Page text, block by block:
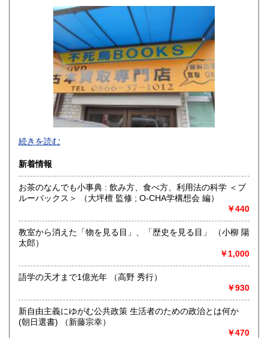
800円
800円 徳島県
800円 愛媛県
800円 福岡県
800円 長崎県
熊本県
宮崎県
沖縄県 1,200円
不死鳥BOOKSでは、書籍だけでなくCD、DVD、レコード、
ゲーム、おもちゃ、骨董品まであらゆるものの買い取りがで
にお問い合わせください。出張費は、無料です。
沿線名：伯備線・桃太郎線(吉備線)
最寄駅：総社駅
定休日：年中無休
書籍の買取について
不死鳥BOOKSでは、書籍だけでなくCD、DVD、レコード、
ゲーム、おもちゃ、骨董品まであらゆるものの買い取りがで
きます。店主が、日本全国買取にお伺いいたします。お気軽
取り扱い分野
続きを読む
新着情報
お茶のなんでも小事典 : 飲み方、食べ方、利用法の科学 ＜ブ
ルーバックス＞ （大坪檀 監修 ; O-CHA学構想会 編）
￥440
教室から消えた「物を見る目」、「歴史を見る目」 （小柳 陽
太郎）
￥1,000
語学の天才まで1億光年 （高野 秀行）
￥930
新自由主義にゆがむ公共政策 生活者のための政治とは何か
(朝日選書) （新藤宗幸）
￥470